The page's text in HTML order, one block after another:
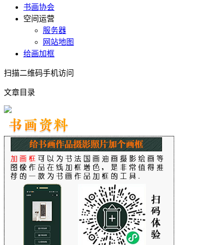
书画协会
空间运营
服务器
网站地图
给画加框
扫描二维码手机访问
文章目录